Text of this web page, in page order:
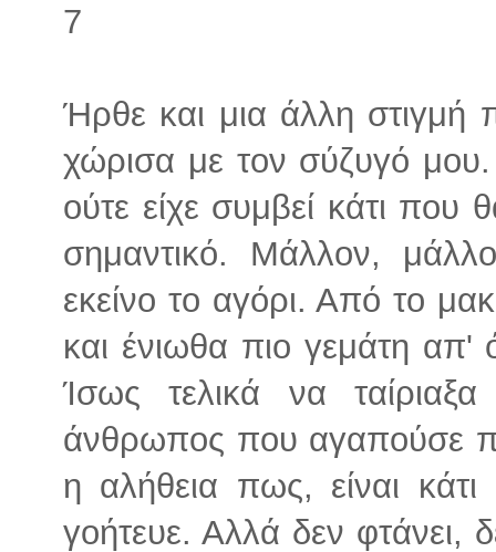
7
Ήρθε και μια άλλη στιγμή
χώρισα με τον σύζυγό
ούτε είχε συμβεί κάτι
σημαντικό. Μάλλον,
εκείνο το αγόρι. Από το
και ένιωθα πιο γεμάτη
Ίσως τελικά να
άνθρωπος που αγαπούσε
η αλήθεια πως, είναι
γοήτευε. Αλλά δεν φτάνει,